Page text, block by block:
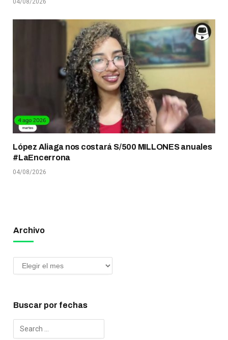
López Aliaga nos costará S/500 MILLONES anuales
#LaEncerrona
04/08/2026
Archivo
Buscar por fechas